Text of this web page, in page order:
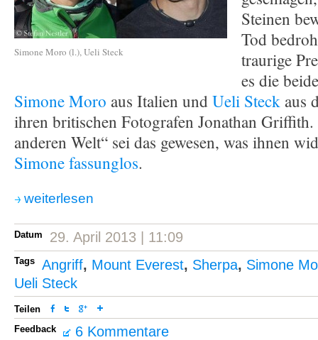
Simone Moro (l.), Ueli Steck
Steinen
Tod
traurige
es die
Simone Moro aus Italien undUeli Steck aus
ihren britischen Fotografen Jonathan Griffith.
anderen Welt“ sei das gewesen, was ihnen
Simone fassunglos.
weiterlesen
Datum 29. April 2013 | 11:09
Tags Angriff, Mount Everest, Sherpa, Simone
Ueli Steck
Teilen
Feedback
6 Kommentare